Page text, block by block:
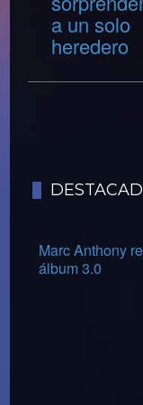
a un solo
heredero
Marc Anthony
álbum 3.0